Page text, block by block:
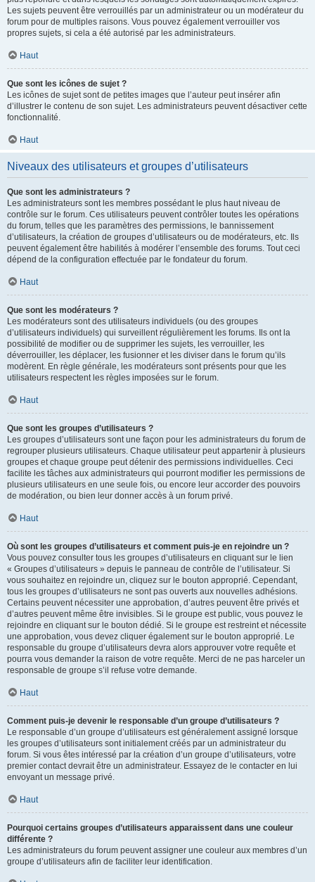
Les sujets peuvent être verrouillés par un administrateur ou un modérateur du
forum pour de multiples raisons. Vous pouvez également verrouiller vos
propres sujets, si cela a été autorisé par les administrateurs.
Haut
Que sont les icônes de sujet ?
Les icônes de sujet sont de petites images que l’auteur peut insérer afin
d’illustrer le contenu de son sujet. Les administrateurs peuvent désactiver cette
fonctionnalité.
Haut
Niveaux des utilisateurs et groupes d’utilisateurs
Que sont les administrateurs ?
Les administrateurs sont les membres possédant le plus haut niveau de
contrôle sur le forum. Ces utilisateurs peuvent contrôler toutes les opérations
du forum, telles que les paramètres des permissions, le bannissement
d’utilisateurs, la création de groupes d’utilisateurs ou de modérateurs, etc. Ils
peuvent également être habilités à modérer l’ensemble des forums. Tout ceci
dépend de la configuration effectuée par le fondateur du forum.
Haut
Que sont les modérateurs ?
Les modérateurs sont des utilisateurs individuels (ou des groupes
d’utilisateurs individuels) qui surveillent régulièrement les forums. Ils ont la
possibilité de modifier ou de supprimer les sujets, les verrouiller, les
déverrouiller, les déplacer, les fusionner et les diviser dans le forum qu’ils
modèrent. En règle générale, les modérateurs sont présents pour que les
utilisateurs respectent les règles imposées sur le forum.
Haut
Que sont les groupes d’utilisateurs ?
Les groupes d’utilisateurs sont une façon pour les administrateurs du forum de
regrouper plusieurs utilisateurs. Chaque utilisateur peut appartenir à plusieurs
groupes et chaque groupe peut détenir des permissions individuelles. Ceci
facilite les tâches aux administrateurs qui pourront modifier les permissions de
plusieurs utilisateurs en une seule fois, ou encore leur accorder des pouvoirs
de modération, ou bien leur donner accès à un forum privé.
Haut
Où sont les groupes d’utilisateurs et comment puis-je en rejoindre un ?
Vous pouvez consulter tous les groupes d’utilisateurs en cliquant sur le lien
« Groupes d’utilisateurs » depuis le panneau de contrôle de l’utilisateur. Si
vous souhaitez en rejoindre un, cliquez sur le bouton approprié. Cependant,
tous les groupes d’utilisateurs ne sont pas ouverts aux nouvelles adhésions.
Certains peuvent nécessiter une approbation, d’autres peuvent être privés et
d’autres peuvent même être invisibles. Si le groupe est public, vous pouvez le
rejoindre en cliquant sur le bouton dédié. Si le groupe est restreint et nécessite
une approbation, vous devez cliquer également sur le bouton approprié. Le
responsable du groupe d’utilisateurs devra alors approuver votre requête et
pourra vous demander la raison de votre requête. Merci de ne pas harceler un
responsable de groupe s’il refuse votre demande.
Haut
Comment puis-je devenir le responsable d’un groupe d’utilisateurs ?
Le responsable d’un groupe d’utilisateurs est généralement assigné lorsque
les groupes d’utilisateurs sont initialement créés par un administrateur du
forum. Si vous êtes intéressé par la création d’un groupe d’utilisateurs, votre
premier contact devrait être un administrateur. Essayez de le contacter en lui
envoyant un message privé.
Haut
Pourquoi certains groupes d’utilisateurs apparaissent dans une couleur
différente ?
Les administrateurs du forum peuvent assigner une couleur aux membres d’un
groupe d’utilisateurs afin de faciliter leur identification.